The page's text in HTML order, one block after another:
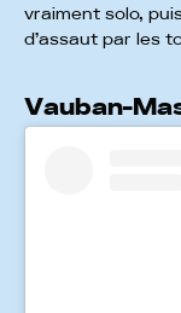
vraiment solo,
d’assaut par les
Vauban-